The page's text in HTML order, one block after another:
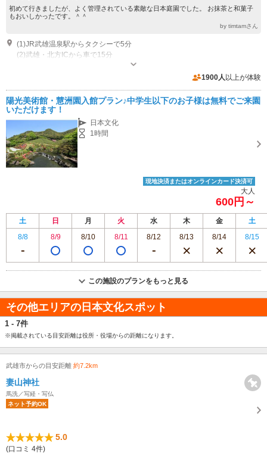
初めて行きましたが、よく管理されている素敵な日本庭園でした。 お抹茶と和菓子
もおいしかったです。＾＾
by timtamさん
(1)JR武雄温泉駅からタクシーで5分
(2)武雄・北方ICから車で15分
開館時間：9:00～17:00 休館日：水曜日(4・5月、10・11月と年末年始は無
休） その他：臨時休館有。詳しくは公式HPかお電話でお問い合わせくださ
1900人 以上が体験
陽光美術館・慧洲園入館プラン♪中学生以下のお子様は無料でご来園
いただけます！
日本文化
1時間
現地決済またはオンラインカード決済可
大人
600円～
土 日 月 火 水 木 金
土
8/8
8/9 8/10 8/11 8/12 8/13 8/14 8/15
この施設のプランをもっと見る
その他エリアの日本文化スポット
1 - 7件
※掲載されている目安距離は役所・役場からの距離になります。
武雄市からの目安距離 約7.2km
妻山神社
馬洗／写経・写仏
ネット予約OK
5.0
(口コミ 4件)